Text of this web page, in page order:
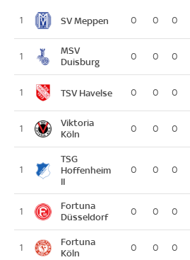
1 SV Meppen 0 0 0
1
MSV
Duisburg
0 0 0
1 TSV Havelse 0 0 0
1
Viktoria
Köln
0 0 0
1
TSG
Hoffenheim
II
0 0 0
1
Fortuna
Düsseldorf
0 0 0
1
Fortuna
Köln
0 0 0